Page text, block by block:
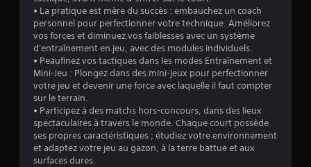
v
i
s
)
• La pratique est mère du succès : embauchez un coach
personnel pour perfectionner votre technique. Améliorez
vos forces et diminuez vos faiblesses avec un système
d'entraînement en jeu, avec des modules individuels.
• Peaufinez vos tactiques dans les modes Entraînement et
Mini-Jeu : Plongez dans des mini-jeux pour perfectionner
votre jeu et devenir une force avec laquelle il faut compter
sur le terrain.
• Participez à des matchs hors-concours, dans des lieux
spectaculaires à travers le monde. Chaque court possède
ses propres caractéristiques ; étudiez votre environnement
et adaptez votre jeu au gazon, à la terre battue et aux
surfaces dures.